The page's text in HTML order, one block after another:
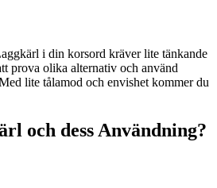
i din korsord kräver lite tänkande
prova olika alternativ och använd
lite tålamod och envishet kommer du
och dess Användning?